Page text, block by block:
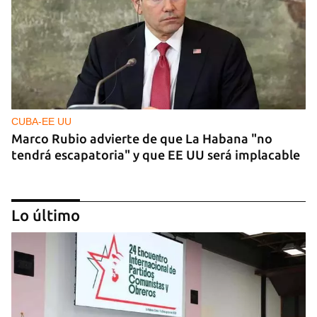
CUBA-EE UU
Marco Rubio advierte de que La Habana "no
tendrá escapatoria" y que EE UU será implacable
Lo último